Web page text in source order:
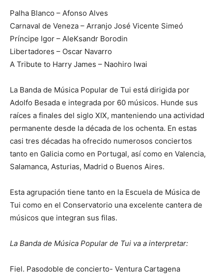
Palha Blanco – Afonso Alves
Carnaval de Veneza – Arranjo José Vicente Simeó
Príncipe Igor – AleKsandr Borodin
Libertadores – Oscar Navarro
A Tribute to Harry James – Naohiro Iwai
La Banda de Música Popular de Tui está dirigida por
Adolfo Besada e integrada por 60 músicos. Hunde sus
raíces a finales del siglo XIX, manteniendo una actividad
permanente desde la década de los ochenta. En estas
casi tres décadas ha ofrecido numerosos conciertos
tanto en Galicia como en Portugal, así como en Valencia,
Salamanca, Asturias, Madrid o Buenos Aires.
Esta agrupación tiene tanto en la Escuela de Música de
Tui como en el Conservatorio una excelente cantera de
músicos que integran sus filas.
La Banda de Música Popular de Tui va a interpretar:
Fiel. Pasodoble de concierto- Ventura Cartagena